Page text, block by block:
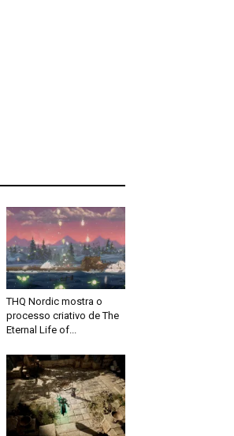
THQ Nordic mostra o
processo criativo de The
Eternal Life of...